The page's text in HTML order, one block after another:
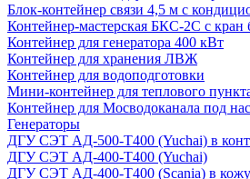
Блок-контейнер связи 4,5 м с
Контейнер-мастерская БКС-2С с кран
Контейнер для генератора 400 кВт
Контейнер для хранения ЛВЖ
Контейнер для водоподготовки
Мини-контейнер для теплового
Контейнер для Мосводоканала под
Генераторы
ДГУ СЭТ АД-500-Т400 (Yuchai) в
ДГУ СЭТ АД-400-Т400 (Yuchai)
ДГУ СЭТ АД-400-Т400 (Scania) в